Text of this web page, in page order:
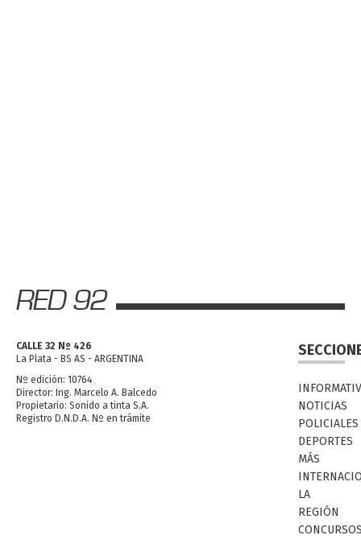
CALLE 32 Nº 426
La Plata - BS AS - ARGENTINA
Nº edición: 10764
Director: Ing. Marcelo A. Balcedo
Propietario: Sonido a tinta S.A.
Registro D.N.D.A. Nº en trámite
NOTICIAS
POLICIALES
DEPORTES
MÁS
LA
REGIÓN